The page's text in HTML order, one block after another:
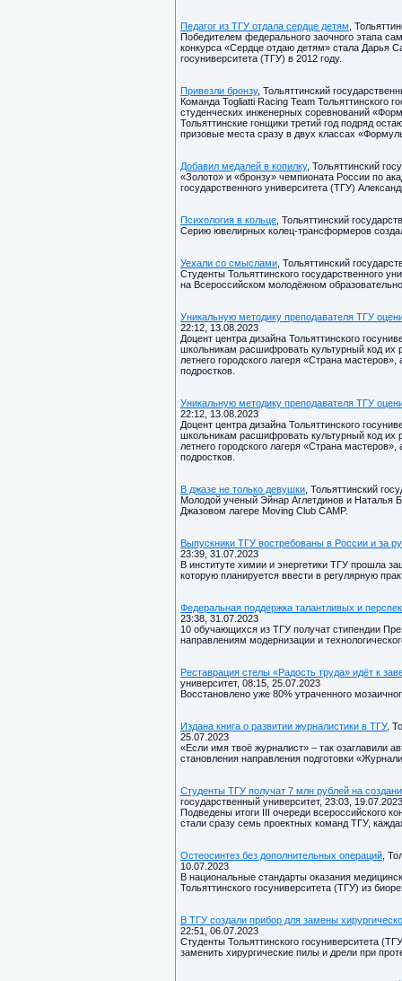
Педагог из ТГУ отдала сердце детям ,
Победителем федерального заочного этапа
конкурса «Сердце отдаю детям» стала Дарья
госуниверситета (ТГУ) в 2012 году.
Привезли бронзу, Тольяттинский
Команда Togliatti Racing Team Тольяттинского
студенческих инженерных соревнований
Тольяттинские гонщики третий год подряд
призовые места сразу в двух классах
Добавил медалей в копилку, Тольяттинский
«Золото» и «бронзу» чемпионата России по
государственного университета (ТГУ)
Психология в кольце , Тольяттинский
Серию ювелирных колец-трансформеров
Уехали со смыслами , Тольяттинский
Студенты Тольяттинского государственного
на Всероссийском молодёжном
Уникальную методику преподавателя ТГУ
22:12, 13.08.2023
Доцент центра дизайна Тольяттинского
школьникам расшифровать культурный код их
летнего городского лагеря «Страна
подростков.
Уникальную методику преподавателя ТГУ
22:12, 13.08.2023
Доцент центра дизайна Тольяттинского
школьникам расшифровать культурный код их
летнего городского лагеря «Страна
подростков.
В джазе не только девушки , Тольяттинский
Молодой ученый Эйнар Аглетдинов и Наталья
Джазовом лагере Moving Club CAMP.
Выпускники ТГУ востребованы в России и за
23:39, 31.07.2023
В институте химии и энергетики ТГУ прошла
которую планируется ввести в регулярную
Федеральная поддержка талантливых и
23:38, 31.07.2023
10 обучающихся из ТГУ получат стипендии
направлениям модернизации и
Реставрация стелы «Радость труда» идёт к
университет, 08:15, 25.07.2023
Восстановлено уже 80% утраченного
Издана книга о развитии журналистики в ТГУ,
25.07.2023
«Если имя твоё журналист» – так озаглавили
становления направления подготовки
Студенты ТГУ получат 7 млн рублей на
государственный университет, 23:03, 19.07.2023
Подведены итоги III очереди всероссийского
стали сразу семь проектных команд ТГУ,
Остеосинтез без дополнительных операций ,
10.07.2023
В национальные стандарты оказания
Тольяттинского госуниверситета (ТГУ) из
В ТГУ создали прибор для замены
22:51, 06.07.2023
Студенты Тольяттинского госуниверситета
заменить хирургические пилы и дрели при